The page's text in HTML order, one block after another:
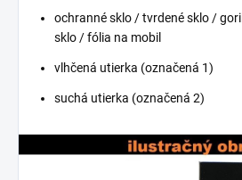
ochranné sklo / tvrdené sklo /
sklo / fólia na mobil
vlhčená utierka (označená 1)
suchá utierka (označená 2)